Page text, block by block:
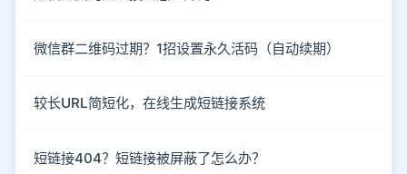
微信群二维码过期？1招设置永久活码（自动续期）
较长URL简短化，在线生成短链接系统
短链接404？短链接被屏蔽了怎么办？